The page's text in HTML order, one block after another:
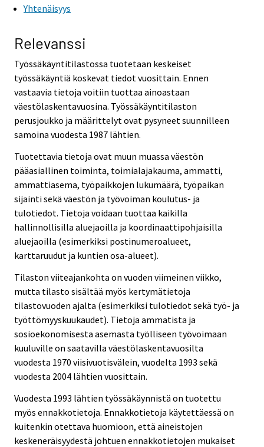
Yhtenäisyys
Relevanssi
Työssäkäyntitilastossa tuotetaan keskeiset
työssäkäyntiä koskevat tiedot vuosittain. Ennen
vastaavia tietoja voitiin tuottaa ainoastaan
väestölaskentavuosina. Työssäkäyntitilaston
perusjoukko ja määrittelyt ovat pysyneet suunnilleen
samoina vuodesta 1987 lähtien.
Tuotettavia tietoja ovat muun muassa väestön
pääasiallinen toiminta, toimialajakauma, ammatti,
ammattiasema, työpaikkojen lukumäärä, työpaikan
sijainti sekä väestön ja työvoiman koulutus- ja
tulotiedot. Tietoja voidaan tuottaa kaikilla
hallinnollisilla aluejaoilla ja koordinaattipohjaisilla
aluejaoilla (esimerkiksi postinumeroalueet,
karttaruudut ja kuntien osa-alueet).
Tilaston viiteajankohta on vuoden viimeinen viikko,
mutta tilasto sisältää myös kertymätietoja
tilastovuoden ajalta (esimerkiksi tulotiedot sekä työ- ja
työttömyyskuukaudet). Tietoja ammatista ja
sosioekonomisesta asemasta työlliseen työvoimaan
kuuluville on saatavilla väestölaskentavuosilta
vuodesta 1970 viisivuotisvälein, vuodelta 1993 sekä
vuodesta 2004 lähtien vuosittain.
Vuodesta 1993 lähtien työssäkäynnistä on tuotettu
myös ennakkotietoja. Ennakkotietoja käytettäessä on
kuitenkin otettava huomioon, että aineistojen
keskeneräisyydestä johtuen ennakkotietojen mukaiset